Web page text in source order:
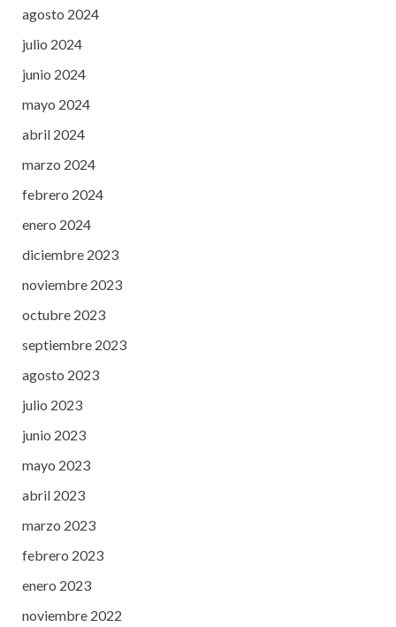
agosto 2024
julio 2024
junio 2024
mayo 2024
abril 2024
marzo 2024
febrero 2024
enero 2024
diciembre 2023
noviembre 2023
octubre 2023
septiembre 2023
agosto 2023
julio 2023
junio 2023
mayo 2023
abril 2023
marzo 2023
febrero 2023
enero 2023
noviembre 2022